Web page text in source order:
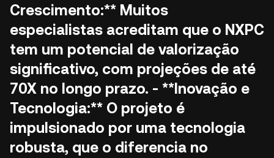
Crescimento:** Muitos
especialistas acreditam que o NXPC
tem um potencial de valorização
significativo, com projeções de até
70X no longo prazo. - **Inovação e
Tecnologia:** O projeto é
impulsionado por uma tecnologia
robusta, que o diferencia no